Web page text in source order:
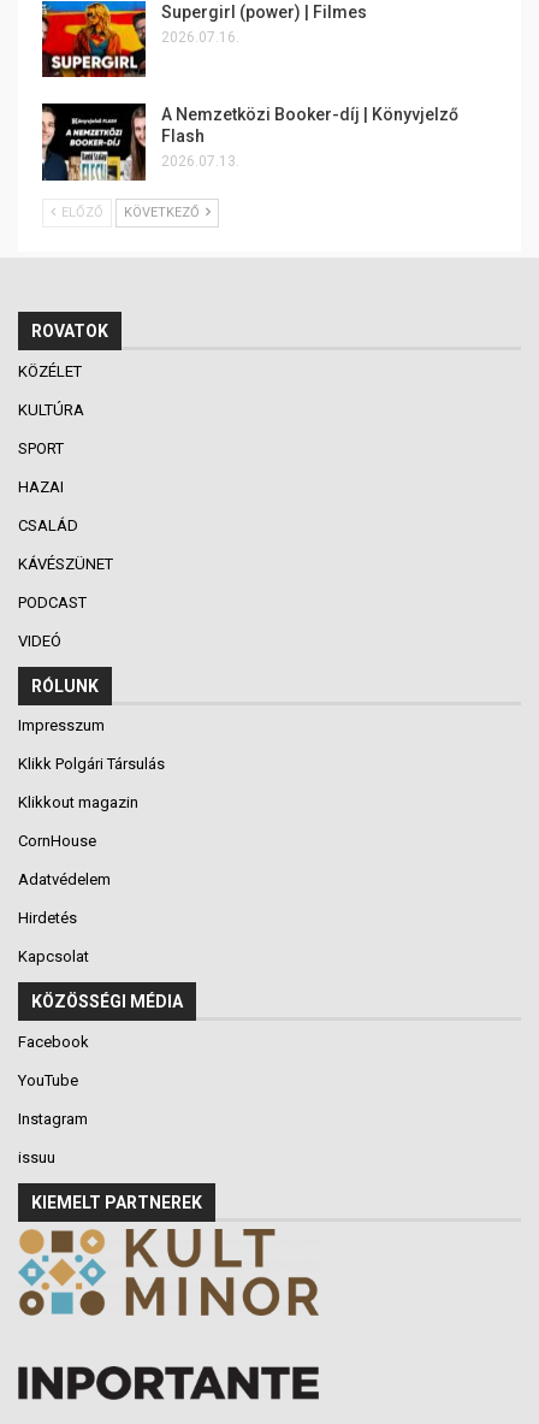
Supergirl (power) | Filmes
2026.07.16.
A Nemzetközi Booker-díj | Könyvjelző
Flash
2026.07.13.
ELŐZŐ KÖVETKEZŐ
ROVATOK
KÖZÉLET
KULTÚRA
SPORT
HAZAI
CSALÁD
KÁVÉSZÜNET
PODCAST
VIDEÓ
RÓLUNK
Impresszum
Klikk Polgári Társulás
Klikkout magazin
CornHouse
Adatvédelem
Hirdetés
Kapcsolat
KÖZÖSSÉGI MÉDIA
Facebook
YouTube
Instagram
issuu
KIEMELT PARTNEREK